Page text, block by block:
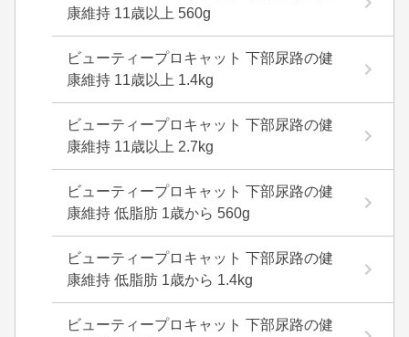
康維持 11歳以上 560g
ビューティープロキャット 下部尿路の健
康維持 11歳以上 1.4kg
ビューティープロキャット 下部尿路の健
康維持 11歳以上 2.7kg
ビューティープロキャット 下部尿路の健
康維持 低脂肪 1歳から 560g
ビューティープロキャット 下部尿路の健
康維持 低脂肪 1歳から 1.4kg
ビューティープロキャット 下部尿路の健